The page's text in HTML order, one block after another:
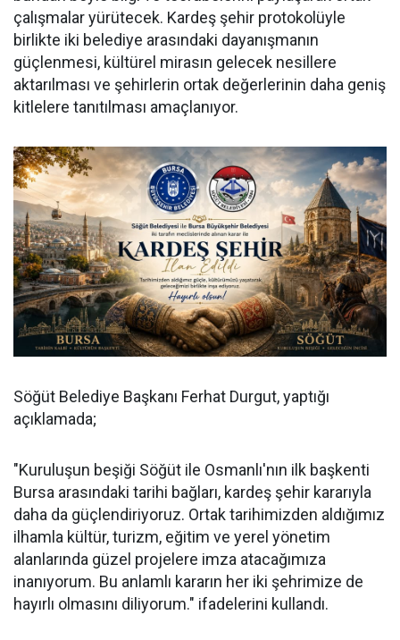
çalışmalar yürütecek. Kardeş şehir protokolüyle
birlikte iki belediye arasındaki dayanışmanın
güçlenmesi, kültürel mirasın gelecek nesillere
aktarılması ve şehirlerin ortak değerlerinin daha geniş
kitlelere tanıtılması amaçlanıyor.
Söğüt Belediye Başkanı Ferhat Durgut, yaptığı
açıklamada;
"Kuruluşun beşiği Söğüt ile Osmanlı'nın ilk başkenti
Bursa arasındaki tarihi bağları, kardeş şehir kararıyla
daha da güçlendiriyoruz. Ortak tarihimizden aldığımız
ilhamla kültür, turizm, eğitim ve yerel yönetim
alanlarında güzel projelere imza atacağımıza
inanıyorum. Bu anlamlı kararın her iki şehrimize de
hayırlı olmasını diliyorum." ifadelerini kullandı.